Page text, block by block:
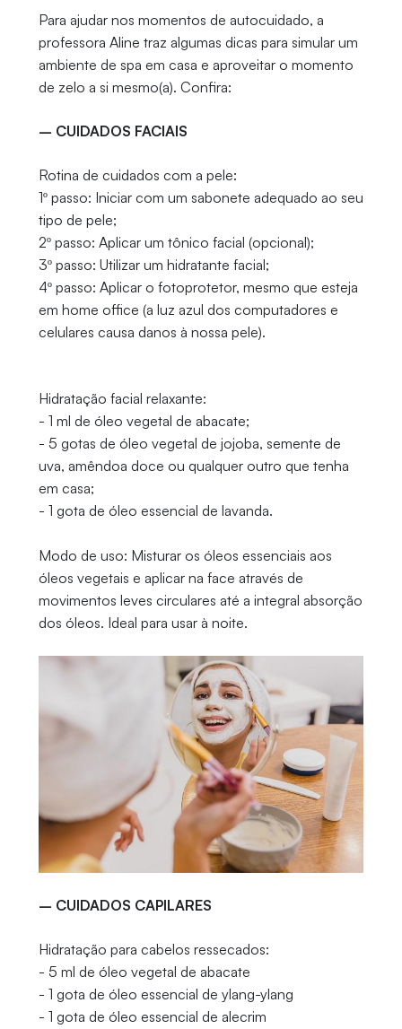
Para ajudar nos momentos de autocuidado, a
professora Aline traz algumas dicas para simular um
ambiente de spa em casa e aproveitar o momento
de zelo a si mesmo(a). Confira:
– CUIDADOS FACIAIS
Rotina de cuidados com a pele:
1º passo: Iniciar com um sabonete adequado ao seu
tipo de pele;
2º passo: Aplicar um tônico facial (opcional);
3º passo: Utilizar um hidratante facial;
4º passo: Aplicar o fotoprotetor, mesmo que esteja
em home office (a luz azul dos computadores e
celulares causa danos à nossa pele).
Hidratação facial relaxante:
- 1 ml de óleo vegetal de abacate;
- 5 gotas de óleo vegetal de jojoba, semente de
uva, amêndoa doce ou qualquer outro que tenha
em casa;
- 1 gota de óleo essencial de lavanda.
Modo de uso: Misturar os óleos essenciais aos
óleos vegetais e aplicar na face através de
movimentos leves circulares até a integral absorção
dos óleos. Ideal para usar à noite.
– CUIDADOS CAPILARES
Hidratação para cabelos ressecados:
- 5 ml de óleo vegetal de abacate
- 1 gota de óleo essencial de ylang-ylang
- 1 gota de óleo essencial de alecrim